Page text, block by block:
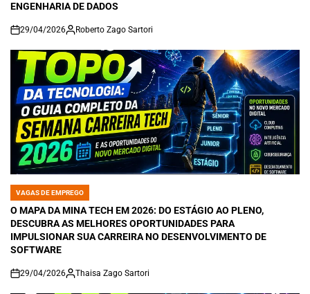
ENGENHARIA DE DADOS
on
29/04/2026 Roberto Zago Sartori
POSTED
IN
VAGAS DE EMPREGO
O MAPA DA MINA TECH EM 2026: DO ESTÁGIO AO PLENO,
DESCUBRA AS MELHORES OPORTUNIDADES PARA
IMPULSIONAR SUA CARREIRA NO DESENVOLVIMENTO DE
SOFTWARE
on
29/04/2026 Thaisa Zago Sartori